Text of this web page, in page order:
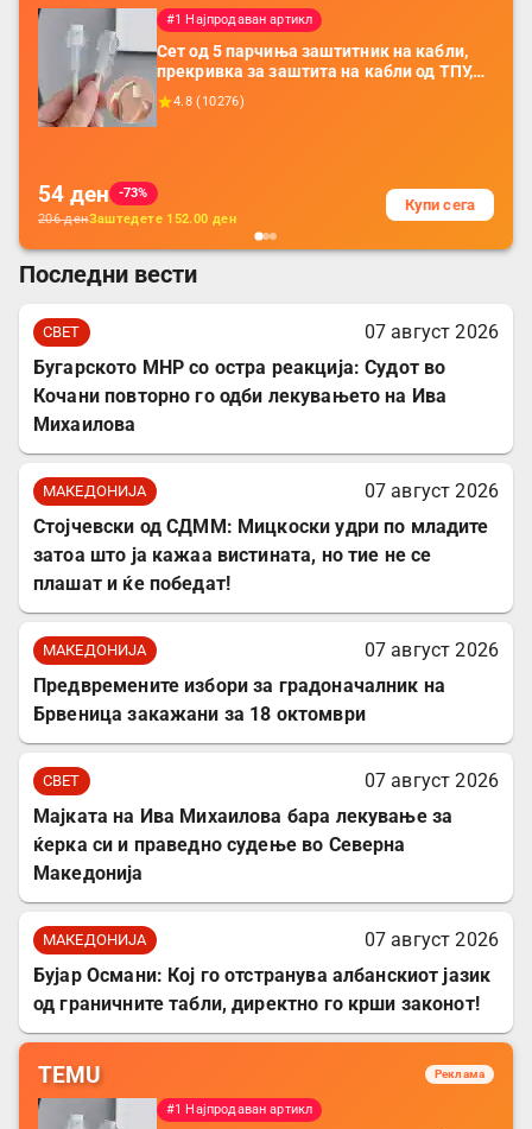
#1 Најпродаван артикл
Сет од 5 парчиња заштитник на кабли,
прекривка за заштита на кабли од ТПУ,
додатоци за заштита на кабли, без
батерија, за мобилни телефони, комплет
4.8 (10276)
54 ден
-73%
206денЗаштедете 152.00 ден
Купи сега
Последни вести
СВЕТ
07 август 2026
Бугарското МНР со остра реакција: Судот во
Кочани повторно го одби лекувањето на Ива
Михаилова
МАКЕДОНИЈА
07 август 2026
Стојчевски од СДММ: Мицкоски удри по младите
затоа што ја кажаа вистината, но тие не се
плашат и ќе победат!
МАКЕДОНИЈА
07 август 2026
Предвремените избори за градоначалник на
Брвеница закажани за 18 октомври
СВЕТ
07 август 2026
Мајката на Ива Михаилова бара лекување за
ќерка си и праведно судење во Северна
Македонија
МАКЕДОНИЈА
07 август 2026
Бујар Османи: Кој го отстранува албанскиот јазик
од граничните табли, директно го крши законот!
TEMU Реклама
#1 Најпродаван артикл